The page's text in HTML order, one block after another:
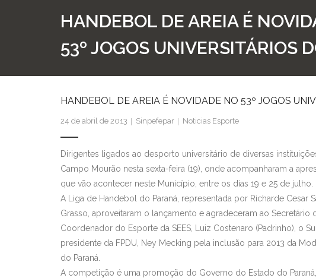
HANDEBOL DE AREIA É
53º JOGOS UNIVERSITÁRIOS
HANDEBOL DE AREIA É NOVIDADE NO 53º JOGOS
24 de abril de 2013 Sinpefepar Noticias Esporte
Dirigentes ligados ao desporto universitário de diversas
Campo Mourão nesta sexta-feira (19), onde acompanharam a
que vão acontecer neste Município, entre os dias 19 e 25 de julho.
A Liga de Handebol do Paraná, representada por Richarde Cesar
Grasso, aproveitaram o lançamento e agradeceram ao Secretário
Coordenador do Esporte da SEES, Luiz Costenaro (Padrinho), o
presidente da FPDU, Ney Mecking pela inclusão para 2013 da
do Paraná.
A competição é uma promoção do Governo do Estado do